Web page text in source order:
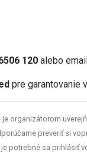
120alebo
pre garantovanie
organizátorom
preveriť si
potrebné sa prihlásiť